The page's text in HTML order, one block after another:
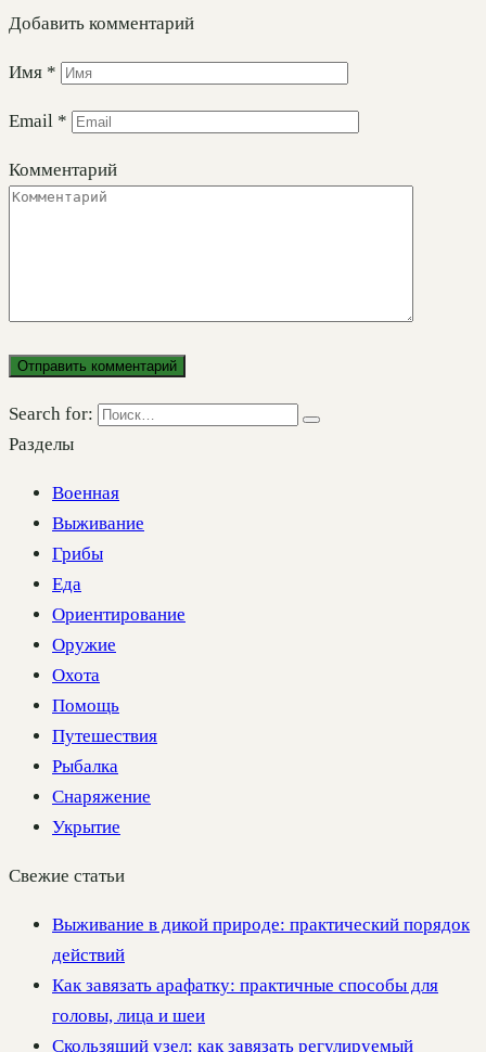
Добавить комментарий
Имя *
Email *
Комментарий
Search for:
Разделы
Военная
Выживание
Грибы
Еда
Ориентирование
Оружие
Охота
Помощь
Путешествия
Рыбалка
Снаряжение
Укрытие
Свежие статьи
Выживание в дикой природе: практический порядок
действий
Как завязать арафатку: практичные способы для
головы, лица и шеи
Скользящий узел: как завязать регулируемый